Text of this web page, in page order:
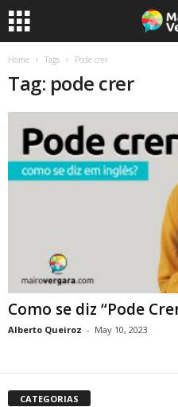
Home Tags Pode crer
Tag: pode crer
Como se diz “Pode
Alberto Queiroz - May 10, 2023
CATEGORIAS